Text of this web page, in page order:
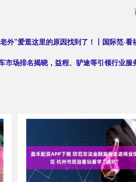
外”爱逛这里的原因找到了！丨国际范·
市场排名揭晓，益程、驴途等引领行业